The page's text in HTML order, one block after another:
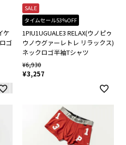
ケ
ゴ
SALE
タイムセール53%OFF
1PIU1UGUALE3 RELAX(ウノピゥ
ウノウグァーレトレ リラックス)
ネックロゴ半袖Tシャツ
¥6,930
¥3,257